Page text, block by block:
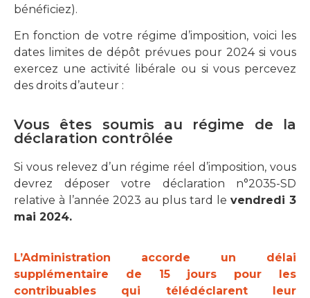
bénéficiez).
En fonction de votre régime d’imposition, voici les
dates limites de dépôt prévues pour 2024 si vous
exercez une activité libérale ou si vous percevez
des droits d’auteur :
Vous êtes soumis au régime de la
déclaration contrôlée
Si vous relevez d’un régime réel d’imposition, vous
devrez déposer votre déclaration n°2035-SD
relative à l’année 2023 au plus tard levendredi 3
mai 2024.
L’Administration accorde un délai
supplémentaire de 15 jours pour les
contribuables qui télédéclarent leur